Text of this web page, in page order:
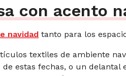
con acento
navidad tanto para los
textiles de ambiente
de estas fechas, o un delantal